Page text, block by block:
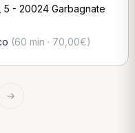
5 - 20024 Garbagnate
(60 min · 70,00€)
→